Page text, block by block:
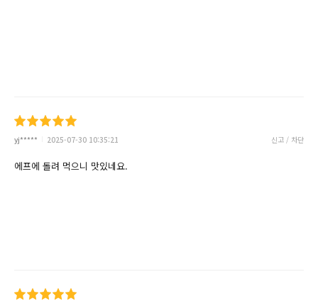
yj***** 2025-07-30 10:35:21 신고 / 차단
에프에 돌려 먹으니 맛있네요.